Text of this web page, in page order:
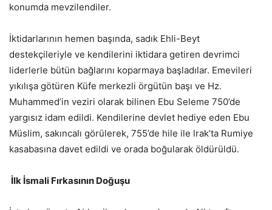
konumda mevzilendiler.
İktidarlarının hemen başında, sadık Ehli-Beyt
destekçileriyle ve kendilerini iktidara getiren devrimci
liderlerle bütün bağlarını koparmaya başladılar. Emevileri
yıkılışa götüren Küfe merkezli örgütün başı ve Hz.
Muhammed’in veziri olarak bilinen Ebu Seleme 750’de
yargısız idam edildi. Kendilerine devlet hediye eden Ebu
Müslim, sakıncalı görülerek, 755’de hile ile lrak’ta Rumiye
kasabasına davet edildi ve orada boğularak öldürüldü.
İlk İsmali Fırkasının Doğuşu